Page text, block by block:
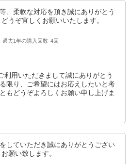
、柔軟な対応を頂き誠にありがとう
うぞ宜しくお願いいたします。
過去1年の購入回数 4回
利用いただきまして誠にありがとう
限り、ご希望にはお応えしたいと考
もどうぞよろしくお願い申し上げま
していただき誠にありがとうござい
願い致します。